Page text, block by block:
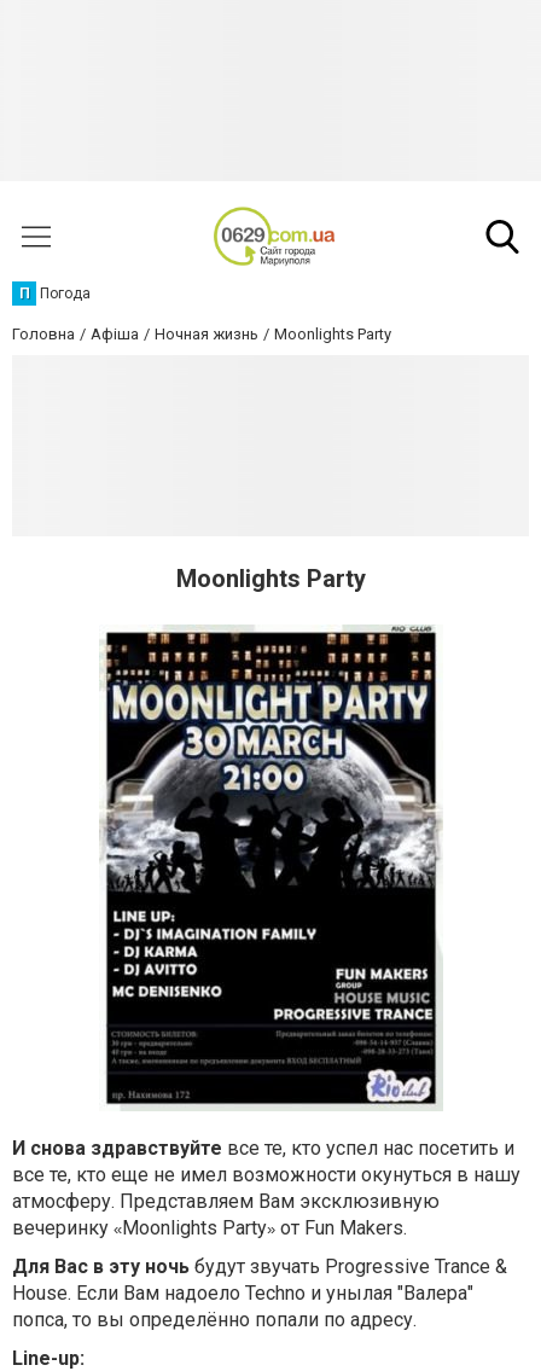
П Погода
Головна Афіша Ночная жизнь Moonlights Party
Moonlights Party
И снова здравствуйте все те, кто успел нас посетить и
все те, кто еще не имел возможности окунуться в нашу
атмосферу. Представляем Вам эксклюзивную
вечеринку «Moonlights Party» от Fun Makers.
Для Вас в эту ночь будут звучать Progressive Trance &
House. Если Вам надоело Techno и унылая "Валера"
попса, то вы определённо попали по адресу.
Line-up: